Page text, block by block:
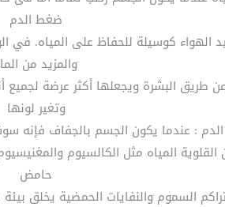
ضغط الدم
كوسيلة للحفاظ على المياه. في
والمزيد من
البشرة ويجعلها أكثر عرضة لجميع
وتغير لونها
المياه مثل الكالسيوم
حامض